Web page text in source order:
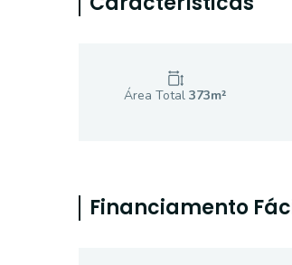
Área Total 373m²
Financiamento